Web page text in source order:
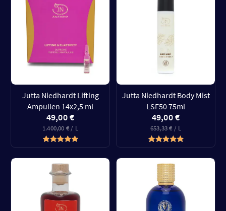
Jutta Niedhardt Lifting
Ampullen 14x2,5 ml
49,00 €
1.400,00 € / L
Jutta Niedhardt Body Mist
LSF50 75ml
49,00 €
653,33 € / L